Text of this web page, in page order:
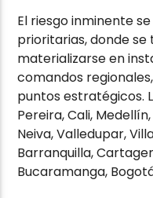
El riesgo inminente
prioritarias, donde
materializarse en
comandos
puntos estratégicos.
Pereira, Cali,
Neiva, Valledupar,
Barranquilla,
Bucaramanga,